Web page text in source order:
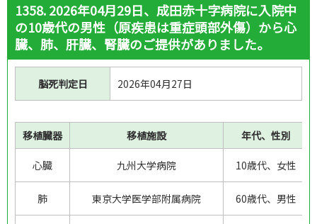
心臓・両肺（同時移植）
膵臓・腎臓（同時移植）
肝臓・腎臓（同時移植）
肝臓・小腸（同時移植）
膵臓・小腸
1358. 2026年04月29日、成田赤十字病院に入院中
の10歳代の男性（原疾患は重症頭部外傷）から心
臓、肺、肝臓、腎臓のご提供がありました。
脳死判定日 2026年04月27日
移植臓器 移植施設 年代、性別
心臓 九州大学病院 10歳代、女性
肺 東京大学医学部附属病院 60歳代、男性